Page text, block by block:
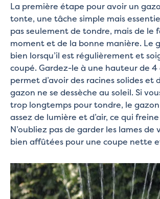
La première étape pour avoir un
tonte, une tâche simple mais
pas seulement de tondre, mais de le
moment et de la bonne manière. Le
bien lorsqu’il est régulièrement et
coupé. Gardez-le à une hauteur de 4
permet d’avoir des racines solides et
gazon ne se dessèche au soleil. Si
trop longtemps pour tondre, le
assez de lumière et d’air, ce qui
N’oubliez pas de garder les lames
bien affûtées pour une coupe nette